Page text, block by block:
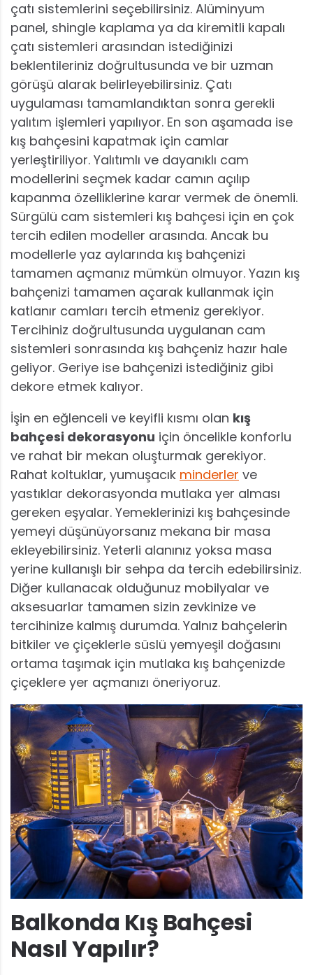
çatı sistemlerini seçebilirsiniz. Alüminyum
panel, shingle kaplama ya da kiremitli kapalı
çatı sistemleri arasından istediğinizi
beklentileriniz doğrultusunda ve bir uzman
görüşü alarak belirleyebilirsiniz. Çatı
uygulaması tamamlandıktan sonra gerekli
yalıtım işlemleri yapılıyor. En son aşamada ise
kış bahçesini kapatmak için camlar
yerleştiriliyor. Yalıtımlı ve dayanıklı cam
modellerini seçmek kadar camın açılıp
kapanma özelliklerine karar vermek de önemli.
Sürgülü cam sistemleri kış bahçesi için en çok
tercih edilen modeller arasında. Ancak bu
modellerle yaz aylarında kış bahçenizi
tamamen açmanız mümkün olmuyor. Yazın kış
bahçenizi tamamen açarak kullanmak için
katlanır camları tercih etmeniz gerekiyor.
Tercihiniz doğrultusunda uygulanan cam
sistemleri sonrasında kış bahçeniz hazır hale
geliyor. Geriye ise bahçenizi istediğiniz gibi
dekore etmek kalıyor.
İşin en eğlenceli ve keyifli kısmı olan kış
bahçesi dekorasyonu için öncelikle konforlu
ve rahat bir mekan oluşturmak gerekiyor.
Rahat koltuklar, yumuşacık minderler ve
yastıklar dekorasyonda mutlaka yer alması
gereken eşyalar. Yemeklerinizi kış bahçesinde
yemeyi düşünüyorsanız mekana bir masa
ekleyebilirsiniz. Yeterli alanınız yoksa masa
yerine kullanışlı bir sehpa da tercih edebilirsiniz.
Diğer kullanacak olduğunuz mobilyalar ve
aksesuarlar tamamen sizin zevkinize ve
tercihinize kalmış durumda. Yalnız bahçelerin
bitkiler ve çiçeklerle süslü yemyeşil doğasını
ortama taşımak için mutlaka kış bahçenizde
çiçeklere yer açmanızı öneriyoruz.
Balkonda Kış Bahçesi
Nasıl Yapılır?